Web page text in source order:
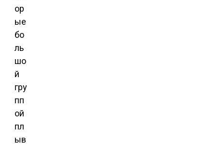
ор
ые
бо
ль
шо
й
гру
пп
ой
пл
ыв